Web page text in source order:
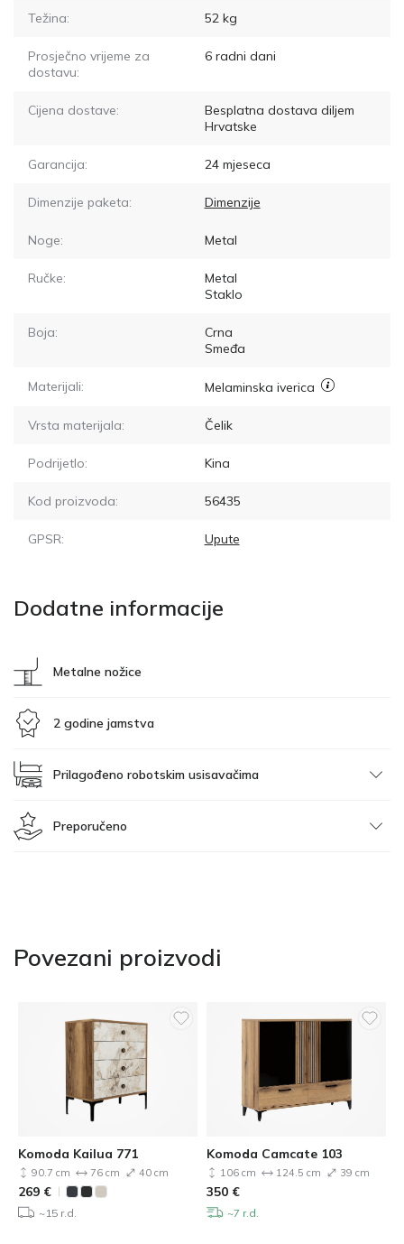
Težina: 52kg
Prosječno vrijeme za
dostavu:
6radni dani
Cijena dostave:
Besplatna dostava diljem
Hrvatske
Garancija: 24 mjeseca
Dimenzije paketa: Dimenzije
Noge: Metal
Ručke:
Metal
Staklo
Boja:
Crna
Smeđa
Materijali: Melaminska iverica
Vrsta materijala: Čelik
Podrijetlo: Kina
Kod proizvoda: 56435
GPSR: Upute
Dodatne informacije
Metalne nožice
2 godine jamstva
Prilagođeno robotskim usisavačima
Preporučeno
Povezani proizvodi
Komoda Kailua 771
90.7 cm 76 cm 40 cm
269 €
~15 r.d.
Komoda Camcate 103
106 cm 124.5 cm 39 cm
350 €
~7 r.d.